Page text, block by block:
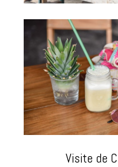
Visite de